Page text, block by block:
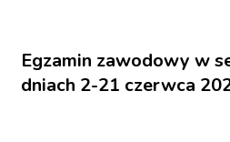
Egzamin zawodowy w
dniach 2-21 czerwca